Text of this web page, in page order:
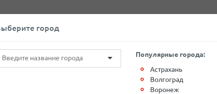
+7(812)767-20-27
город
Популярные города:
Астрахань
Волгоград
Воронеж